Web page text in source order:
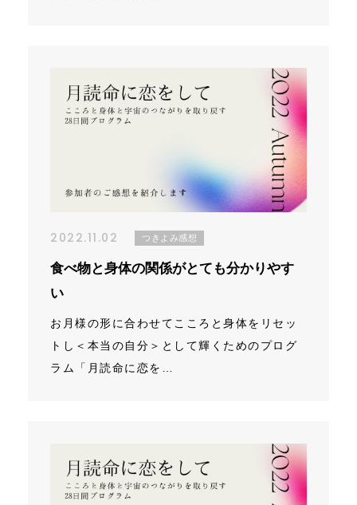
2022.11.02 つきよみ感想
食べ物と身体の関係がとても分かりやす
い
お月様の形に合わせてこころと身体をリセッ
トし＜本当の自分＞として輝くためのプログ
ラム「月読命に恋を…